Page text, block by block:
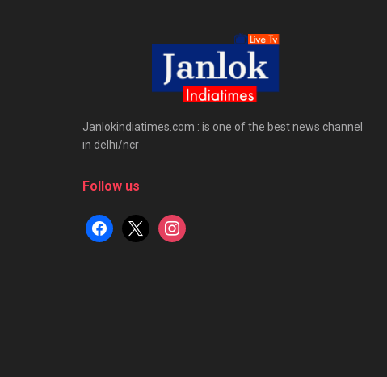
Janlokindiatimes.com : is one of the best news channel
in delhi/ncr
Follow us
facebook
x instagram